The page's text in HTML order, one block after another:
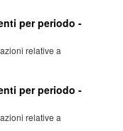
per periodo -
relative a
per periodo -
relative a